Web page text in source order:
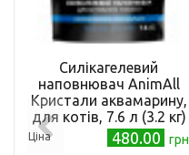
Силікагелевий
наповнювач AnimAll
Кристали аквамарину,
для котів, 7.6 л (3.2 кг)
Ціна 480.00 грн